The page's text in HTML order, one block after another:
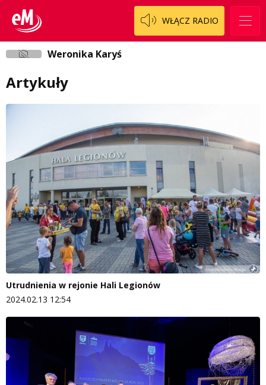
WŁĄCZ RADIO
Weronika Karyś
Artykuły
Utrudnienia w rejonie Hali Legionów
2024.02.13 12:54